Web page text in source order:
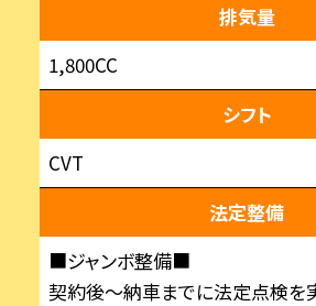
排気量
1,800CC
シフト
CVT
法定整備
■ジャンボ整備■
契約後～納車までに法定点検を